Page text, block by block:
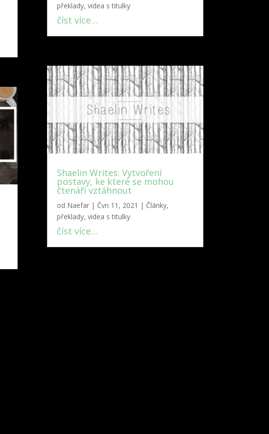
překlady, videa s titulky
číst více…
Shaelin Writes: Vytvoření
postavy, ke které se mohou
čtenáři vztáhnout
od Naefar| Čvn 11, 2021 | Články,
překlady, videa s titulky
číst více…